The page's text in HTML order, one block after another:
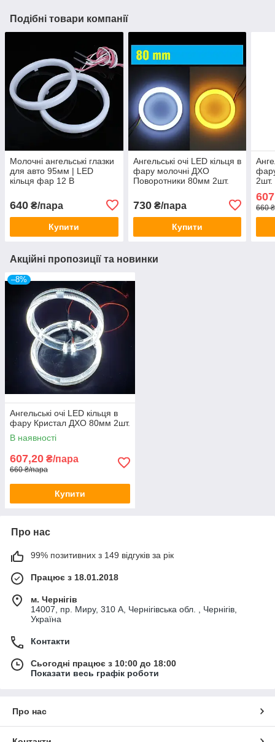
Подібні товари компанії
Молочні ангельські глазки
для авто 95мм | LED
кільця фар 12 В
640 ₴/пара
Купити
Ангельські очі LED кільця в
фару молочні ДХО
Поворотники 80мм 2шт.
730₴/пара
Купити
2шт.
660
Акційні пропозиції та новинки
–8%
Ангельські очі LED кільця в
фару Кристал ДХО 80мм 2шт.
В наявності
607,20 ₴/пара
660 ₴/пара
Купити
Про нас
99% позитивних з 149 відгуків за рік
Працює з 18.01.2018
м. Чернігів
14007, пр. Миру, 310 А, Чернігівська обл. , Чернігів,
Україна
Контакти
Сьогодні працює з 10:00 до 18:00
Показати весь графік роботи
Про нас